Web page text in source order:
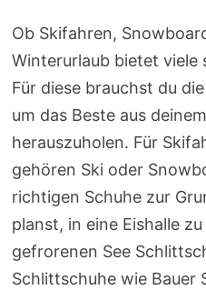
Ob Skifahren,
Winterurlaub bietet
Für diese brauchst du
um das Beste aus
herauszuholen. Für
gehören Ski oder
richtigen Schuhe zur
planst, in eine Eishalle
gefrorenen See
Schlittschuhe wie Bauer